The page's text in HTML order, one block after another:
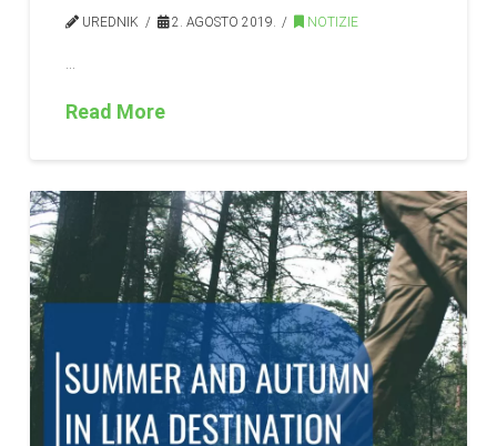
UREDNIK 2. AGOSTO 2019. NOTIZIE
…
Read More